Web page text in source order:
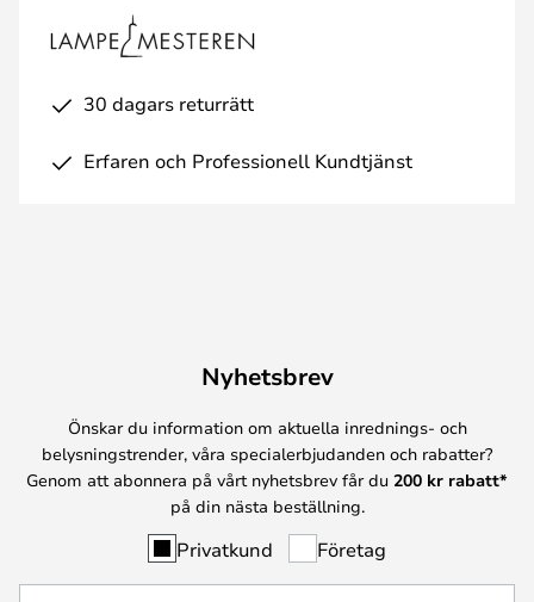
30 dagars returrätt
Erfaren och Professionell Kundtjänst
Nyhetsbrev
Önskar du information om aktuella inrednings- och
belysningstrender, våra specialerbjudanden och rabatter?
Genom att abonnera på vårt nyhetsbrev får du 200 kr rabatt*
på din nästa beställning.
Privatkund Företag